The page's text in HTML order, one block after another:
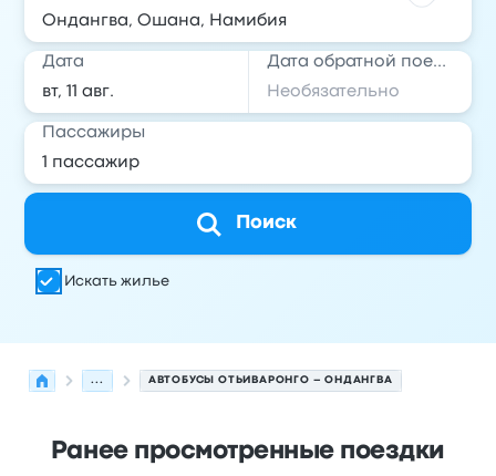
Дата Дата обратной поездки
Пассажиры
Поиск
Искать жилье
... АВТОБУСЫ ОТЬИВАРОНГО – ОНДАНГВА
Ранее просмотренные поездки